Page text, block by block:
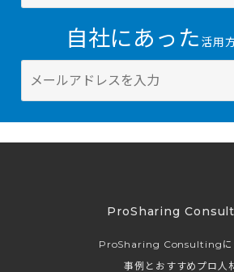
自社にあった 活用
ProSharing
ProSharing Consultingに
事例とおすすめプロ人